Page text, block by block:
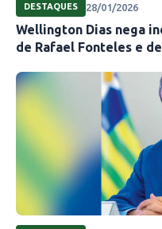
DESTAQUES 28/01/2026
Wellington Dias nega
de Rafael Fonteles e